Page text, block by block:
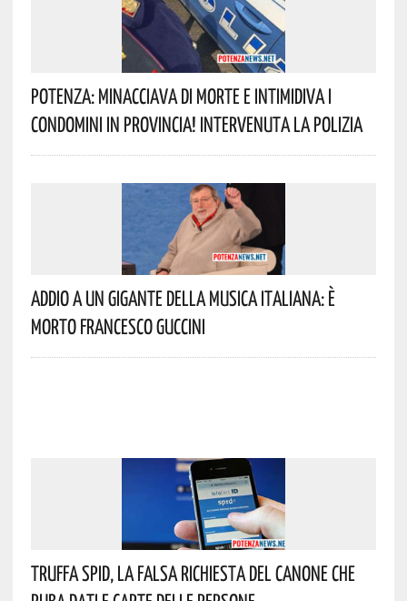
Potenza: Minacciava Di Morte E Intimidiva I
Condomini In Provincia! Intervenuta La Polizia
Addio A Un Gigante Della Musica Italiana: È
Morto Francesco Guccini
Truffa Spid, La Falsa Richiesta Del Canone Che